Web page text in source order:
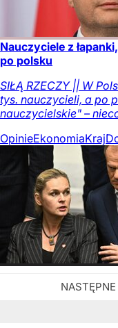
Nauczyciele z
po polsku
SIŁĄ RZECZY || W
tys. nauczycieli, a po
nauczycielskie" –
OpinieEkonomiaKraj